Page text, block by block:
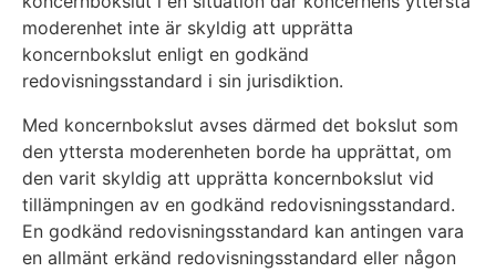
moderenhet inte är skyldig att upprätta
koncernbokslut enligt en godkänd
redovisningsstandard i sin jurisdiktion.
Med koncernbokslut avses därmed det bokslut som
den yttersta moderenheten borde ha upprättat, om
den varit skyldig att upprätta koncernbokslut vid
tillämpningen av en godkänd redovisningsstandard.
En godkänd redovisningsstandard kan antingen vara
en allmänt erkänd redovisningsstandard eller någon